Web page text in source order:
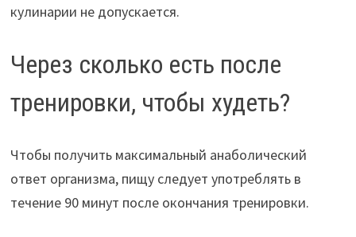
кулинарии не допускается.
Через сколько есть после
тренировки, чтобы худеть?
Чтобы получить максимальный анаболический
ответ организма, пищу следует употреблять в
течение 90 минут после окончания тренировки.